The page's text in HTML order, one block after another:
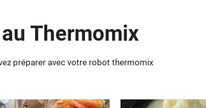
Thermomix
préparer avec votre robot thermomix